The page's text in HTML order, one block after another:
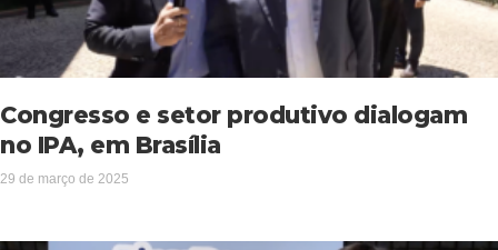
Congresso e setor produtivo dialogam
no IPA, em Brasília
29 de março de 2025